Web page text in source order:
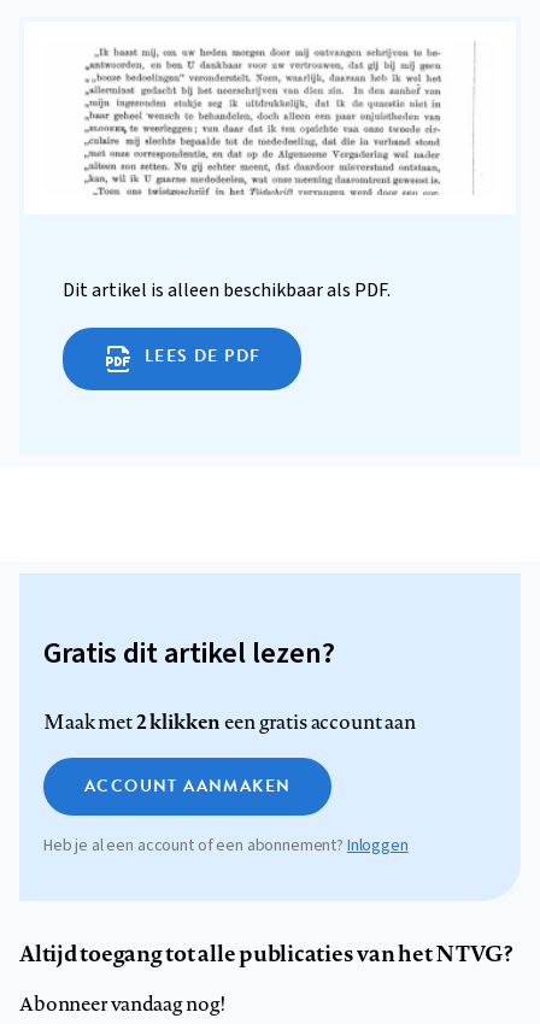
Dit artikel is alleen beschikbaar als PDF.
LEES DE PDF
Gratis dit artikel lezen?
Maak met2 klikkeneen gratis account aan
ACCOUNT AANMAKEN
Heb je al een account of een abonnement? Inloggen
Altijd toegang tot alle publicaties van het NTVG?
Abonneer vandaag nog!